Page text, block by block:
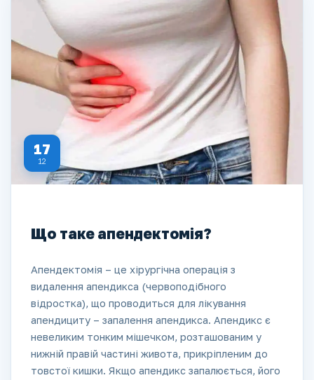
17
12
Що таке апендектомія?
Апендектомія – це хірургічна операція з
видалення апендикса (червоподібного
відростка), що проводиться для лікування
апендициту – запалення апендикса. Апендикс є
невеликим тонким мішечком, розташованим у
нижній правій частині живота, прикріпленим до
товстої кишки. Якщо апендикс запалюється, його